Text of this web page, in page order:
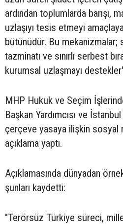
ardından toplumlarda barışı,
uzlaşıyı tesis etmeyi
bütünüdür. Bu mekanizmalar;
tazminatı ve sınırlı serbest
kurumsal uzlaşmayı
MHP Hukuk ve Seçim
Başkan Yardımcısı ve
çerçeve yasaya ilişkin sosyal
açıklama yaptı.
Açıklamasında dünyadan
şunları kaydetti:
"Terörsüz Türkiye süreci,